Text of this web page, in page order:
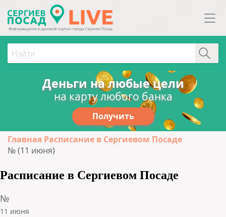
Деньги на любые цели
на карту любого банка
Получить
Главная Расписание в Сергиевом Посаде
№ (11 июня)
Расписание в Сергиевом Посаде
№
11 июня